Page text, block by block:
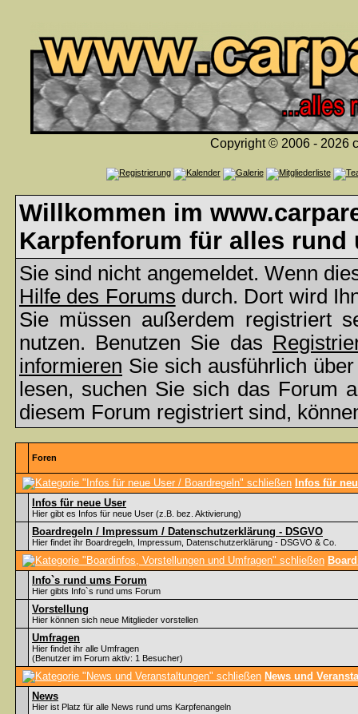
Copyright © 2006 - 2026
Willkommen im
Karpfenforum für alles rund
Sie sind nicht angemeldet. Wenn
Hilfe des Forums durch. Dort wird
Sie müssen außerdem registriert
nutzen. Benutzen Sie das
informieren Sie sich ausführlich
lesen, suchen Sie sich das Forum
diesem Forum registriert sind,
Foren
Infos für
Infos für neue User
Hier gibt es Infos für neue User (z.B. bez. Aktivierung)
Boardregeln / Impressum / Datenschutzerklärung - DSGVO
Hier findet ihr Boardregeln, Impressum, Datenschutzerklärung - DSGVO & Co.
Info`s rund ums Forum
Hier gibts Info`s rund ums Forum
Vorstellung
Hier können sich neue Mitglieder vorstellen
Umfragen
Hier findet ihr alle Umfragen
(Benutzer im Forum aktiv: 1 Besucher)
News und
News
Hier ist Platz für alle News rund ums Karpfenangeln